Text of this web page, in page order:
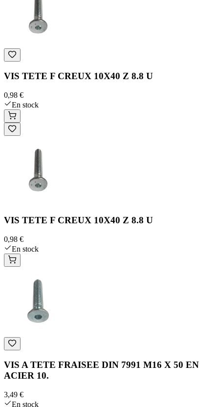
VIS TETE F CREUX 10X40 Z 8.8 U
0,98 €
En stock
VIS TETE F CREUX 10X40 Z 8.8 U
0,98 €
En stock
VIS A TETE FRAISEE DIN 7991 M16 X 50 EN
ACIER 10.
3,49 €
En stock